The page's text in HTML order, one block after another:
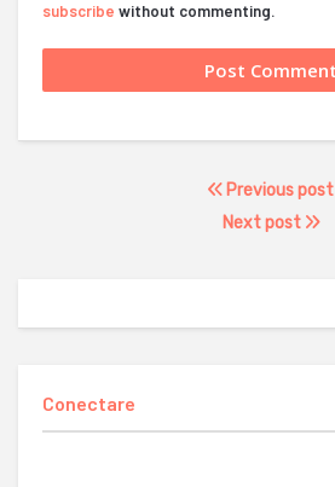
subscribe without commenting.
Previous post
Next post
Conectare